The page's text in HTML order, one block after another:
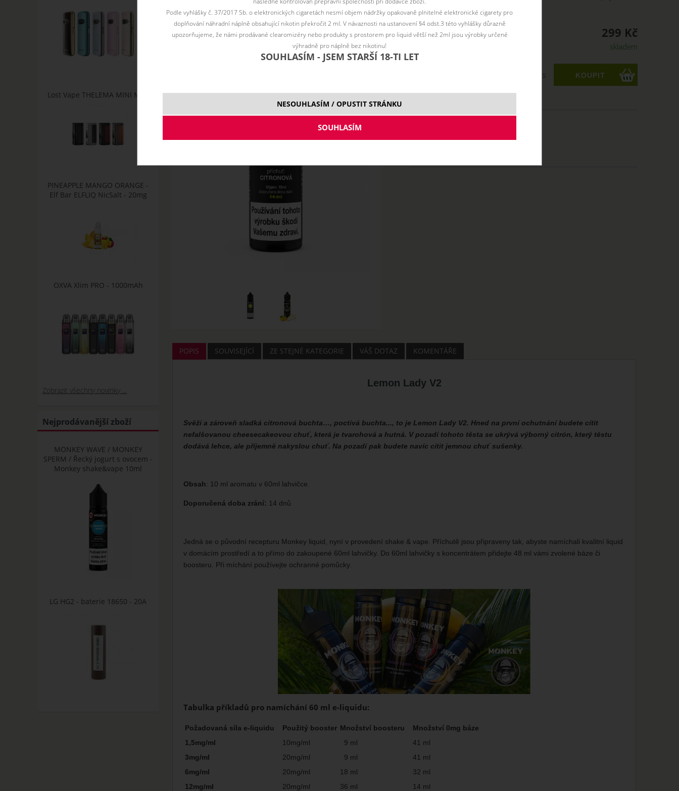
nakyslou chuť. Na pozadí pak budete navíc cítit jemnou chuť sušenky.
299 Kč
skladem
ks
Cena bez DPH:
10 ml
POPIS SOUVISEJÍCÍ ZE STEJNÉ KATEGORIE VÁŠ DOTAZ KOMENTÁŘE
Lemon Lady V2
Svěží a zároveň sladká citronová buchta…, poctivá buchta..., to je Lemon Lady V2. Hned na první ochutnání budete cítit
nefalšovanou cheesecakeovou chuť, která je tvarohová a hutná. V pozadí tohoto těsta se ukrývá výborný citrón, který těstu
dodává lehce, ale příjemně nakyslou chuť. Na pozadí pak budete navíc cítit jemnou chuť sušenky.
Obsah: 10 ml aromatu v 60ml lahvičce.
Doporučená doba zrání: 14 dnů
Jedná se o původní recepturu Monkey liquid, nyní v provedení shake & vape. Příchutě jsou připraveny tak, abyste namíchali kvalitní liquid
v domácím prostředí a to přímo do zakoupené 60ml lahvičky. Do 60ml lahvičky s koncentrátem přidejte 48 ml vámi zvolené báze či
boosteru. Při míchání používejte ochranné pomůcky.
Tabulka příkladů pro namíchání 60 ml e-liquidu:
Požadovaná síla e-liquidu Použitý booster Množství boosteru
Množství 0mg báze
1,5mg/ml
10mg/ml 9 ml
41 ml
3mg/ml
20mg/ml 9 ml
41 ml
6mg/ml
20mg/ml 18 ml
32 ml
12mg/ml
20mg/ml 36 ml
14 ml
Lost Vape THELEMA MINI Mod
PINEAPPLE MANGO ORANGE -
Elf Bar ELFLIQ NicSalt - 20mg
OXVA Xlim PRO - 1000mAh
Zobrazit všechny novinky ...
Nejprodávanější zboží
MONKEY WAVE / MONKEY
SPERM / Řecký jogurt s ovocem -
Monkey shake&vape 10ml
LG HG2 - baterie 18650 - 20A
Podle vyhlášky č. 37/2017 Sb. o elektronických cigaretách nesmí objem nádržky opakovaně plnitelné elektronické cigarety pro
doplňování náhradní náplně obsahující nikotin překročit 2 ml. V návaznosti na ustanovení §4 odst.3 této vyhlášky důrazně
upozorňujeme, že námi prodávané clearomizéry nebo produkty s prostorem pro liquid větší než 2ml jsou výrobky určené
výhradně pro náplně bez nikotinu!
SOUHLASÍM - JSEM STARŠÍ 18-TI LET
NESOUHLASÍM / OPUSTIT STRÁNKU